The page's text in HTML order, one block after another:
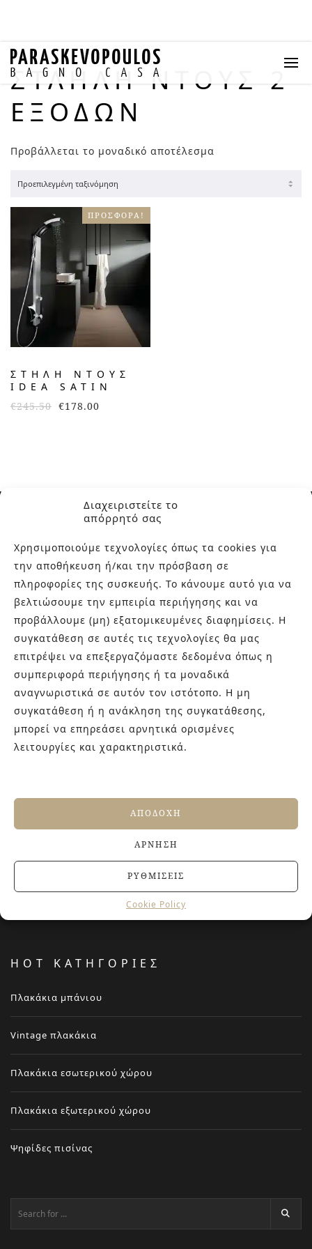
Διαχειριστείτε το
απόρρητό σας
Χρησιμοποιούμε τεχνολογίες όπως τα cookies για
την αποθήκευση ή/και την πρόσβαση σε
πληροφορίες της συσκευής. Το κάνουμε αυτό για να
βελτιώσουμε την εμπειρία περιήγησης και να
προβάλλουμε (μη) εξατομικευμένες διαφημίσεις. Η
συγκατάθεση σε αυτές τις τεχνολογίες θα μας
επιτρέψει να επεξεργαζόμαστε δεδομένα όπως η
συμπεριφορά περιήγησης ή τα μοναδικά
αναγνωριστικά σε αυτόν τον ιστότοπο. Η μη
συγκατάθεση ή η ανάκληση της συγκατάθεσης,
μπορεί να επηρεάσει αρνητικά ορισμένες
λειτουργίες και χαρακτηριστικά.
ΑΠΟΔΟΧΉ
ΆΡΝΗΣΗ
ΡΥΘΜΊΣΕΙΣ
Cookie Policy
ΣΤΛΗΛΗ ΝΤΟΥΣ 2
ΕΞΌΔΩΝ
Προβάλλεται το μοναδικό αποτέλεσμα
ΠΡΟΣΦΟΡΆ!
ΣΤΗΛΗ ΝΤΟΥΣ
IDEA SATIN
€245.50 €178.00
ΣΧΕΤΙΚΑ ΜΕ ΕΜΑΣ
Στην εταιρεία Paraskevopoulos μετουσιώνονται 40 χρόνια
εμπειρίας στο χώρο του πλακιδίου και των ειδών υγιεινής,
καθώς και φρέσκες ιδέες με τον ενθουσιασμό της νέας
γενιάς! Επισκεφτείτε μας για ιδέες και προτάσεις στον
Άγιο Δημήτριο (Λιδωρικίου 11) ή καλέστε μας στο 210-
9934544.
ΤΕΛΕΥΤΑΙΑ ΑΡΘΡΑ
τάση που χαρίζει βάθος και πολυτέλεια στους
Αντιολισθητικά πλακάκια: Όλα όσα πρέπει να
γνωρίζετε πριν την αγορά
27 ΙΟΥΝΊΟΥ, 2026
20 ΙΟΥΝΊΟΥ, 2026
HOT ΚΑΤΗΓΟΡΙΕΣ
Πλακάκια μπάνιου
Vintage πλακάκια
Πλακάκια εσωτερικού χώρου
Πλακάκια εξωτερικού χώρου
Ψηφίδες πισίνας